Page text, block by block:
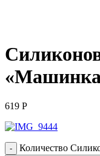
619 Р
Количество